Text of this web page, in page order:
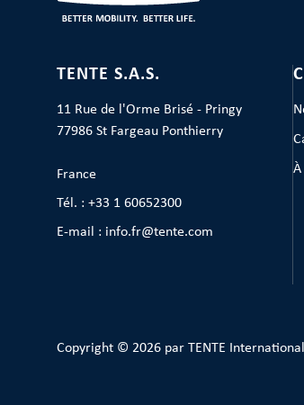
TENTE S.A.S.
11 Rue de l'Orme Brisé - Pringy
77986 St Fargeau Ponthierry
France
Tél. : +33 1 60652300
E-mail : info.fr@tente.com
À
Copyright © 2026 par TENTE